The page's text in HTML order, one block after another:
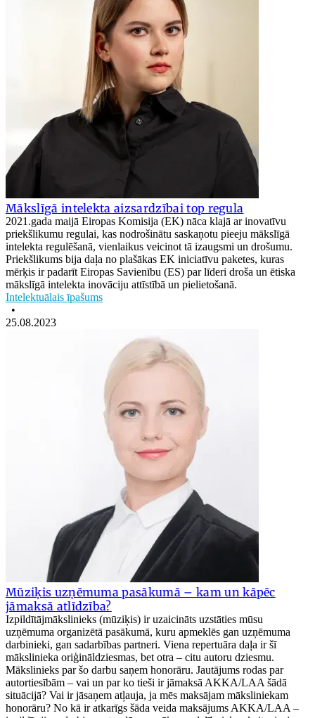
Mākslīgā intelekta aizsardzībai top regula
2021.gada maijā Eiropas Komisija (EK) nāca klajā ar inovatīvu
priekšlikumu regulai, kas nodrošinātu saskaņotu pieeju mākslīgā
intelekta regulēšanā, vienlaikus veicinot tā izaugsmi un drošumu.
Priekšlikums bija daļa no plašākas EK iniciatīvu paketes, kuras
mērķis ir padarīt Eiropas Savienību (ES) par līderi droša un ētiska
mākslīgā intelekta inovāciju attīstībā un pielietošanā.
Intelektuālais īpašums
•
25.08.2023
Mūziķis uzņēmuma pasākumā – kam un kāpēc
jāmaksā atlīdzība?
Izpildītājmākslinieks (mūziķis) ir uzaicināts uzstāties mūsu
uzņēmuma organizētā pasākumā, kuru apmeklēs gan uzņēmuma
darbinieki, gan sadarbības partneri. Viena repertuāra daļa ir šī
mākslinieka oriģināldziesmas, bet otra – citu autoru dziesmu.
Mākslinieks par šo darbu saņem honorāru. Jautājums rodas par
autortiesībām – vai un par ko tieši ir jāmaksā AKKA/LAA šādā
situācijā? Vai ir jāsaņem atļauja, ja mēs maksājam māksliniekam
honorāru? No kā ir atkarīgs šāda veida maksājums AKKA/LAA –